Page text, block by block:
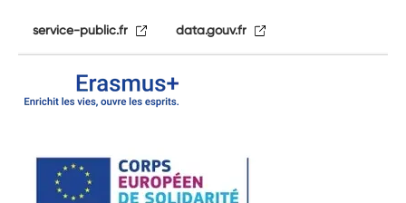
service-public.fr data.gouv.fr